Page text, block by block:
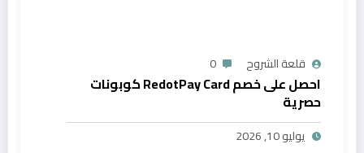
قلعة الشروح 0
احصل على خصم RedotPay Card كوبونات
حصرية
يوليو 10, 2026